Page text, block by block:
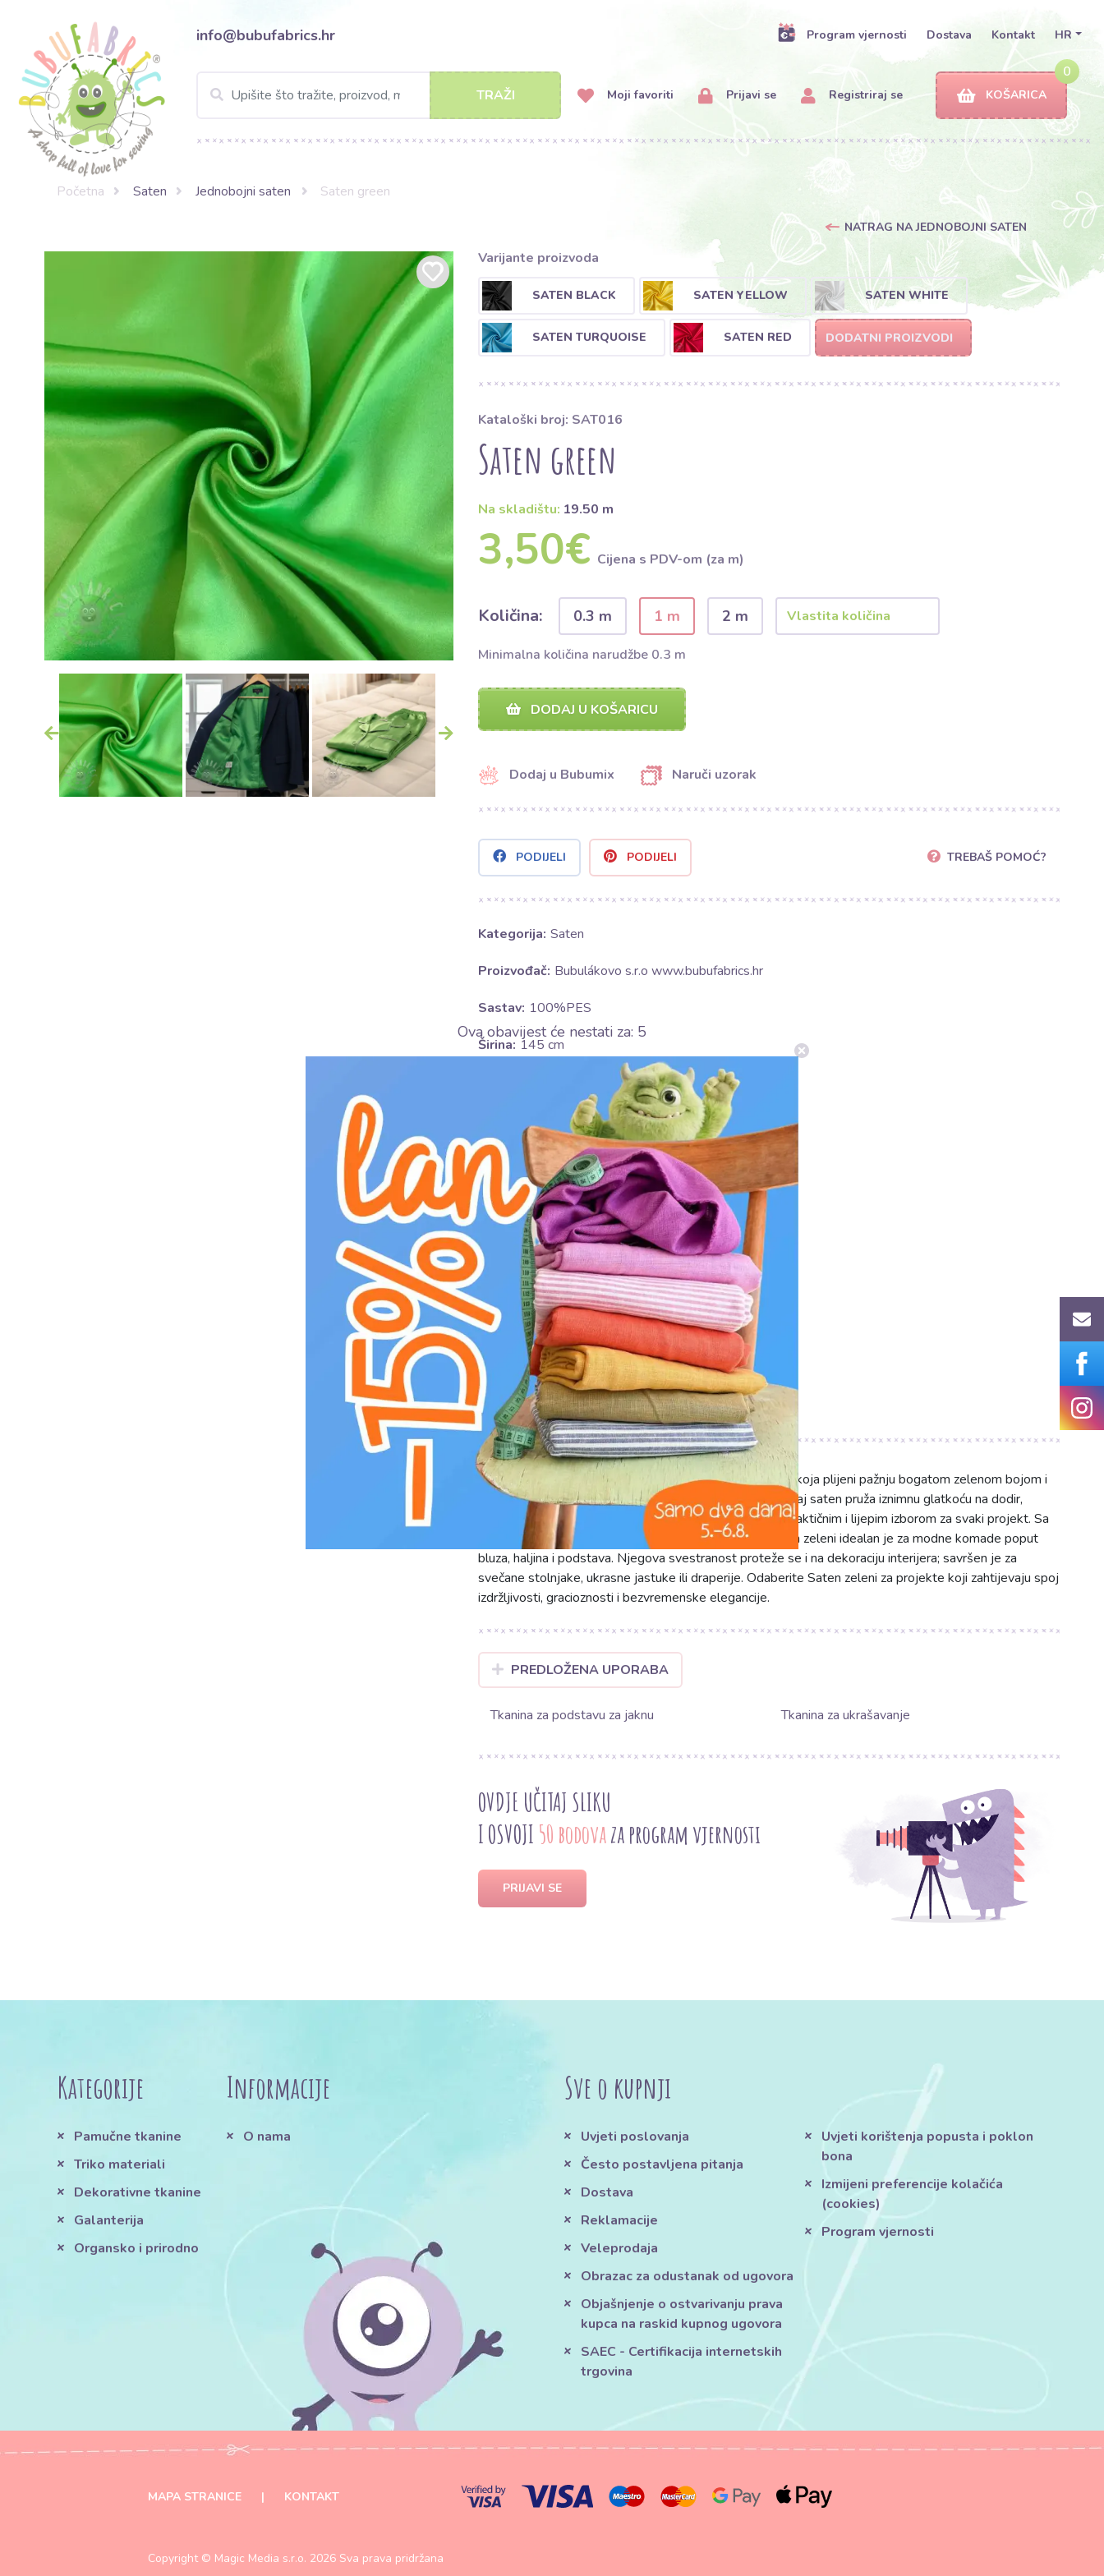
info@bubufabrics.hr Program vjernosti Dostava Kontakt HR
TRAŽI Moji favoriti Prijavi se Registriraj se
0
KOŠARICA
Početna Saten Jednobojni saten Saten green
NATRAG NA JEDNOBOJNI SATEN
Varijante proizvoda
SATEN BLACK SATEN YELLOW SATEN WHITE
SATEN TURQUOISE SATEN RED DODATNI PROIZVODI
Kataloški broj: SAT016
Saten green
Na skladištu: 19.50 m
3,50€ Cijena s PDV-om (za m)
Količina: 0.3 m 1 m 2 m
Minimalna količina narudžbe 0.3 m
DODAJ U KOŠARICU
Dodaj u Bubumix Naruči uzorak
PODIJELI PODIJELI TREBAŠ POMOĆ?
Kategorija: Saten
Proizvođač: Bubulákovo s.r.o www.bubufabrics.hr
Sastav: 100%PES
Širina: 145 cm
Jednobojno
Boja: Zelena
Njega:
U ne sušiti u sušilici
H ne izbjeljivati
D glačati na niskoj temperaturi (110°C)
L profesionalno kemijsko čišćenje
g prati na 30°C
Saten zeleni (SAT016) je elegantna jednobojna tkanina koja plijeni pažnju bogatom zelenom bojom i
luksuznim sjajem. Izrađen od 100% poliestera (PES), ovaj saten pruža iznimnu glatkoću na dodir,
predivan fluidan pad i otpornost na gužvanje, čineći ga praktičnim i lijepim izborom za svaki projekt. Sa
širinom od 145 cm i laganom težinom od 90 g/m2, Saten zeleni idealan je za modne komade poput
bluza, haljina i podstava. Njegova svestranost proteže se i na dekoraciju interijera; savršen je za
svečane stolnjake, ukrasne jastuke ili draperije. Odaberite Saten zeleni za projekte koji zahtijevaju spoj
izdržljivosti, gracioznosti i bezvremenske elegancije.
PREDLOŽENA UPORABA
Tkanina za podstavu za jaknu Tkanina za ukrašavanje
OVDJE UČITAJ SLIKU
I OSVOJI 50 bodovaza program vjernosti
PRIJAVI SE
Kategorije
Pamučne tkanine
Triko materiali
Dekorativne tkanine
Galanterija
Organsko i prirodno
Informacije
O nama
Sve o kupnji
Uvjeti poslovanja
Često postavljena pitanja
Dostava
Reklamacije
Veleprodaja
Obrazac za odustanak od ugovora
Objašnjenje o ostvarivanju prava
kupca na raskid kupnog ugovora
SAEC - Certifikacija internetskih
trgovina
Uvjeti korištenja popusta i poklon
bona
Izmijeni preferencije kolačića
(cookies)
Program vjernosti
MAPA STRANICE | KONTAKT
Copyright © Magic Media s.r.o. 2026 Sva prava pridržana
Ova obavijest će nestati za: 4